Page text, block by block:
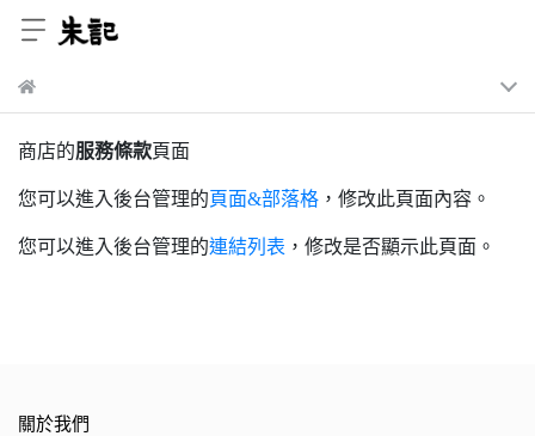
商店的服務條款頁面
您可以進入後台管理的頁面&部落格 ，修改此頁面內容。
您可以進入後台管理的連結列表 ，修改是否顯示此頁面。
關於我們